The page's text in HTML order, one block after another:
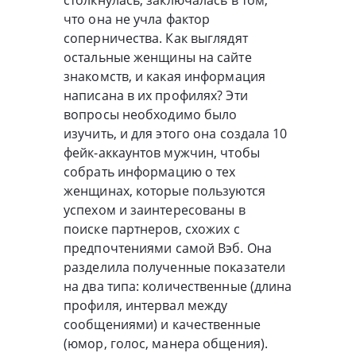
что она не учла фактор
соперничества. Как выглядят
остальные женщины на сайте
знакомств, и какая информация
написана в их профилях? Эти
вопросы необходимо было
изучить, и для этого она создала 10
фейк-аккаунтов мужчин, чтобы
собрать информацию о тех
женщинах, которые пользуются
успехом и заинтересованы в
поиске партнеров, схожих с
предпочтениями самой Вэб. Она
разделила полученные показатели
на два типа: количественные (длина
профиля, интервал между
сообщениями) и качественные
(юмор, голос, манера общения).